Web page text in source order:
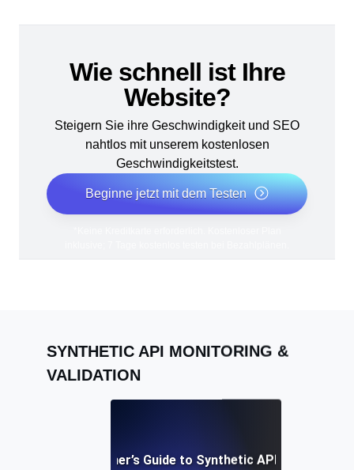
Wie schnell ist Ihre
Website?
Steigern Sie ihre Geschwindigkeit und SEO
nahtlos mit unserem kostenlosen
Geschwindigkeitstest.
Beginne jetzt mit dem Testen
SYNTHETIC API MONITORING &
VALIDATION
A Beginner’s Guide to Synthetic API Testing